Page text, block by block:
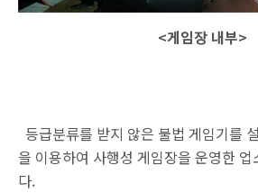
<게임장 내부>
등급분류를 받지 않은 불법 게임기를
을 이용하여 사행성 게임장을 운영한
다.